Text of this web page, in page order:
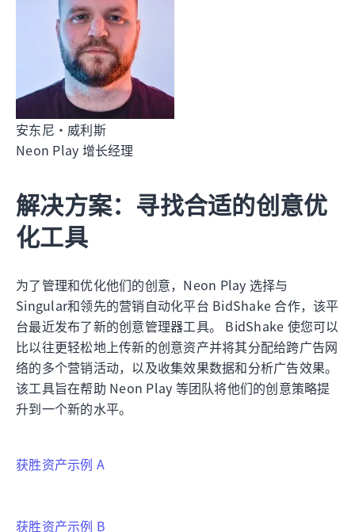
安东尼·威利斯
Neon Play 增长经理
解决方案：寻找合适的创意优
化工具
为了管理和优化他们的创意，Neon Play 选择与
Singular和领先的营销自动化平台 BidShake 合作，该平
台最近发布了新的创意管理器工具。 BidShake 使您可以
比以往更轻松地上传新的创意资产并将其分配给跨广告网
络的多个营销活动，以及收集效果数据和分析广告效果。
该工具旨在帮助 Neon Play 等团队将他们的创意策略提
升到一个新的水平。
获胜资产示例 A
获胜资产示例 B